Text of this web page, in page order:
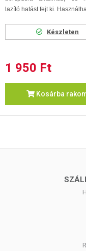
lazító hatást fejt ki.
Készleten
1 950 Ft
Kosárba